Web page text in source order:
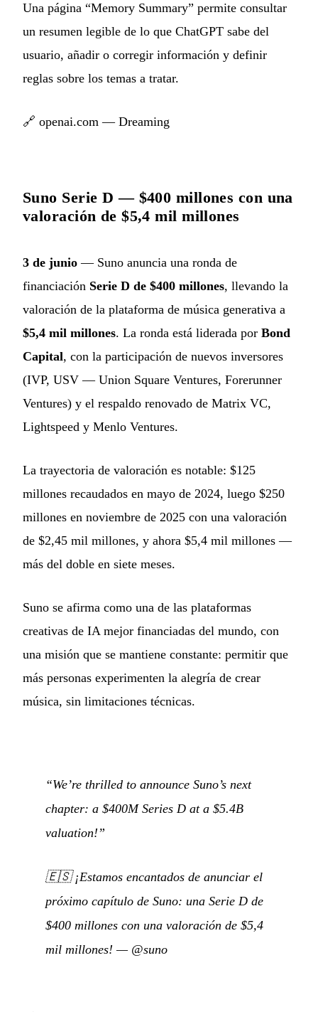
Una página “Memory Summary” permite consultar
un resumen legible de lo que ChatGPT sabe del
usuario, añadir o corregir información y definir
reglas sobre los temas a tratar.
🔗 openai.com — Dreaming
Suno Serie D — $400 millones con una
valoración de $5,4 mil millones
3 de junio — Suno anuncia una ronda de
financiación Serie D de $400 millones, llevando la
valoración de la plataforma de música generativa a
$5,4 mil millones. La ronda está liderada por Bond
Capital, con la participación de nuevos inversores
(IVP, USV — Union Square Ventures, Forerunner
Ventures) y el respaldo renovado de Matrix VC,
Lightspeed y Menlo Ventures.
La trayectoria de valoración es notable: $125
millones recaudados en mayo de 2024, luego $250
millones en noviembre de 2025 con una valoración
de $2,45 mil millones, y ahora $5,4 mil millones —
más del doble en siete meses.
Suno se afirma como una de las plataformas
creativas de IA mejor financiadas del mundo, con
una misión que se mantiene constante: permitir que
más personas experimenten la alegría de crear
música, sin limitaciones técnicas.
“We’re thrilled to announce Suno’s next
chapter: a $400M Series D at a $5.4B
valuation!”
🇪🇸¡Estamos encantados de anunciar el
próximo capítulo de Suno: una Serie D de
$400 millones con una valoración de $5,4
mil millones! — @suno